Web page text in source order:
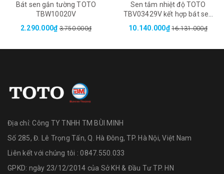
Bát sen gắn tường TOTO
TBW10020V
2.290.000₫ 3.750.000₫
Sen tắm nhiệt độ TOTO
TBV03429V kết hợp bát sen
TBW02017A
10.140.000₫ 16.131.000₫
Địa chỉ:Công TY TNHH TM BÙI MINH
Số 285, Đ. Lê Trọng Tấn, Q. Hà Đông, TP. Hà Nội, Việt Nam
Liên kết với chúng tôi : 0847.550.033
GPKD: ngày 23/12/2014 của Sở KH & Đầu Tư TP. HN